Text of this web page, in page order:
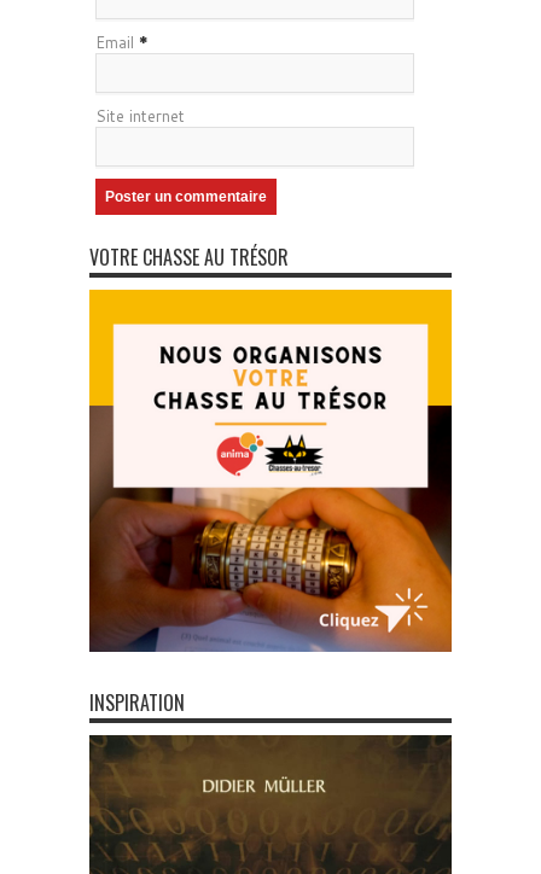
Email *
Site internet
VOTRE CHASSE AU TRÉSOR
INSPIRATION